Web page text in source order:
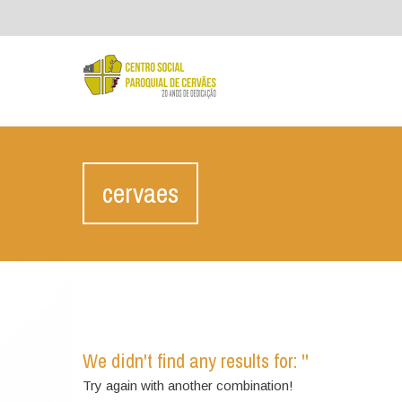
cervaes
We didn't find any results for: ''
Try again with another combination!